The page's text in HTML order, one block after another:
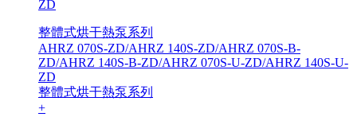
ZD
整體式烘干熱泵系列
AHRZ 070S-ZD/AHRZ 140S-ZD/AHRZ 070S-B-
ZD/AHRZ 140S-B-ZD/AHRZ 070S-U-ZD/AHRZ 140S-U-
ZD
整體式烘干熱泵系列
+